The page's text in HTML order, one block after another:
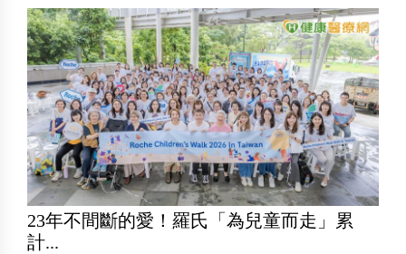
23年不間斷的愛！羅氏「為兒童而走」累
計...